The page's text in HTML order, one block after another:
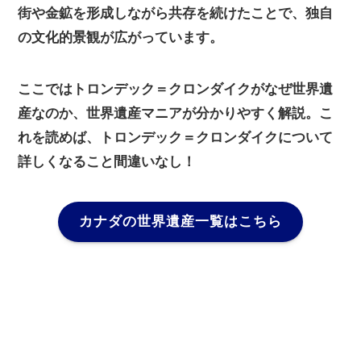
街や金鉱を形成しながら共存を続けたことで、独自
の文化的景観が広がっています。
ここではトロンデック＝クロンダイクがなぜ世界遺
産なのか、世界遺産マニアが分かりやすく解説。こ
れを読めば、トロンデック＝クロンダイクについて
詳しくなること間違いなし！
カナダの世界遺産一覧はこちら